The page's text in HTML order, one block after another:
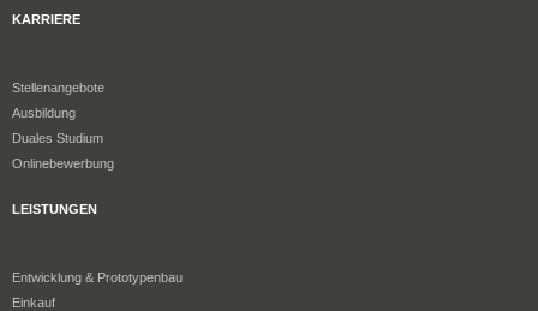
KARRIERE
Stellenangebote
Ausbildung
Duales Studium
Onlinebewerbung
LEISTUNGEN
Entwicklung & Prototypenbau
Einkauf